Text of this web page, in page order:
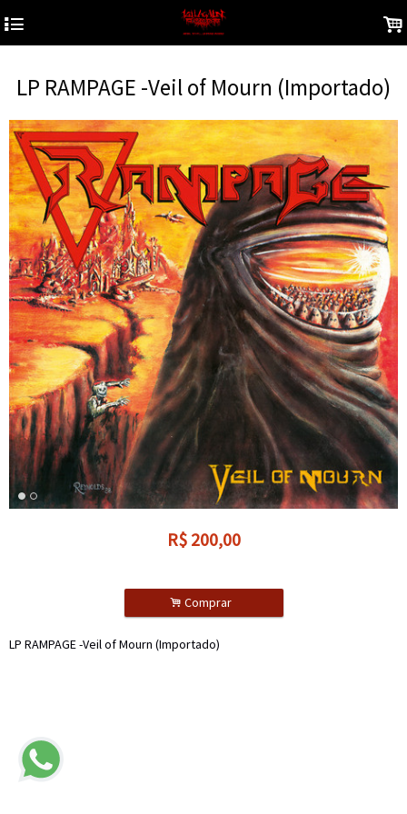
4 .
LP RAMPAGE -Veil of Mourn (Importado)
R$ 200,00
. Comprar
LP RAMPAGE -Veil of Mourn (Importado)